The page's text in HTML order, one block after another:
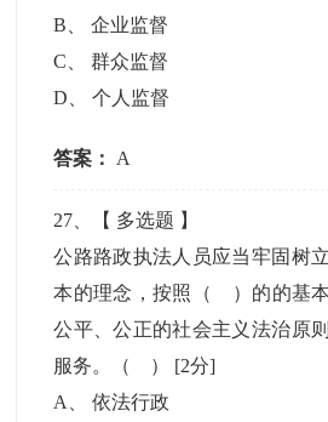
B 、企业监督
C 、群众监督
D 、个人监督
答案： A
27 、【 多选题 】
公路路政执法人员应当牢固树
本的理念，按照（ ）的的基本
公平、公正的社会主义法治原
服务。（ ） [2分]
A
、依法行政